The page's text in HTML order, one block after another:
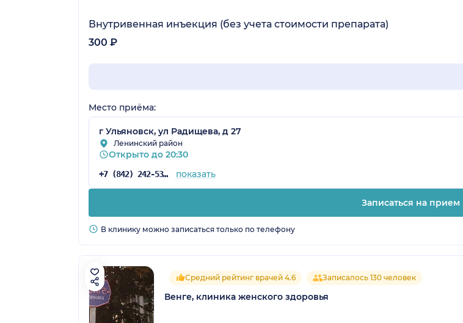
Внутривенная инъекция (без учета стоимости препарата)
300 ₽
Место приёма:
г Ульяновск, ул Радищева, д 27
Ленинский район
Открыто до 20:30
+7 (842) 242-53-29 показать
Записаться на прием
В клинику можно записаться только по телефону
Средний рейтинг врачей 4.6 Записалось 130 человек
Венге, клиника женского здоровья